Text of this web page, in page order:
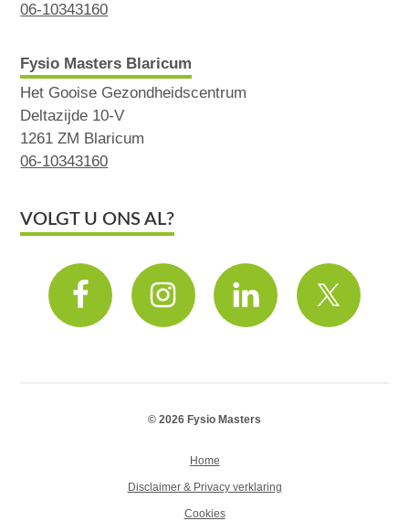
06-10343160
Fysio Masters Blaricum
Het Gooise Gezondheidscentrum
Deltazijde 10-V
1261 ZM Blaricum
06-10343160
VOLGT U ONS AL?
© 2026 Fysio Masters
Home
Disclaimer & Privacy verklaring
Cookies